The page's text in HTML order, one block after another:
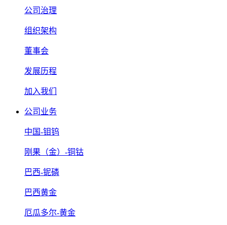
公司治理
组织架构
董事会
发展历程
加入我们
公司业务
中国-钼钨
刚果（金）-铜钴
巴西-铌磷
巴西黄金
厄瓜多尔-黄金